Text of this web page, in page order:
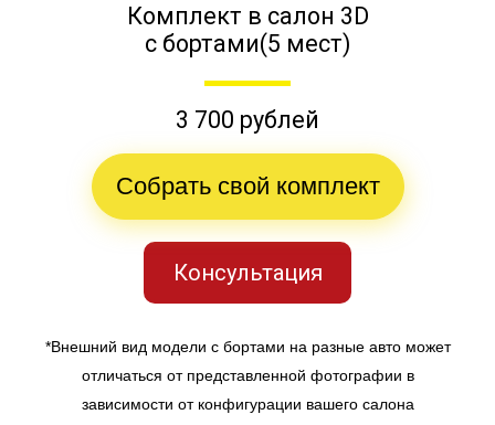
Комплект в салон 3D
с бортами(5 мест)
3 700 рублей
Собрать свой комплект
Консультация
*Внешний вид модели с бортами на разные авто может
отличаться от представленной фотографии в
зависимости от конфигурации вашего салона